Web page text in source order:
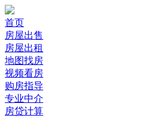
首页
房屋出售
房屋出租
地图找房
视频看房
购房指导
专业中介
房贷计算